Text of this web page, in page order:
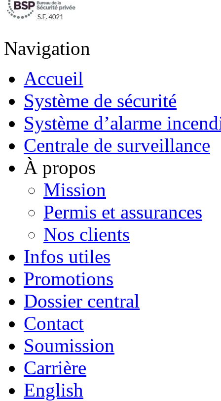
Navigation
Accueil
Système de sécurité
Système d’alarme
Centrale de surveillance
À propos
Mission
Permis et assurances
Nos clients
Infos utiles
Promotions
Dossier central
Contact
Soumission
Carrière
English